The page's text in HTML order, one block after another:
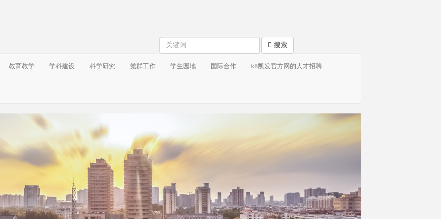
搜
搜索
教育教学 学科建设 科学研究 党群工作 学生园地 国际合作 k8凯发官方网的人才招聘